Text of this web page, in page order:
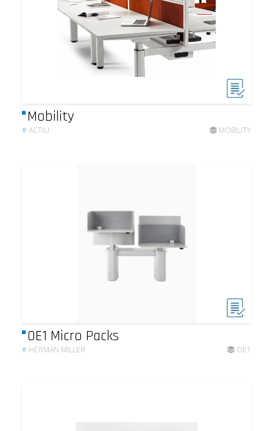
Mobility
#ACTIU MOBILITY
OE1 Micro Packs
# HERMAN MILLER OE1